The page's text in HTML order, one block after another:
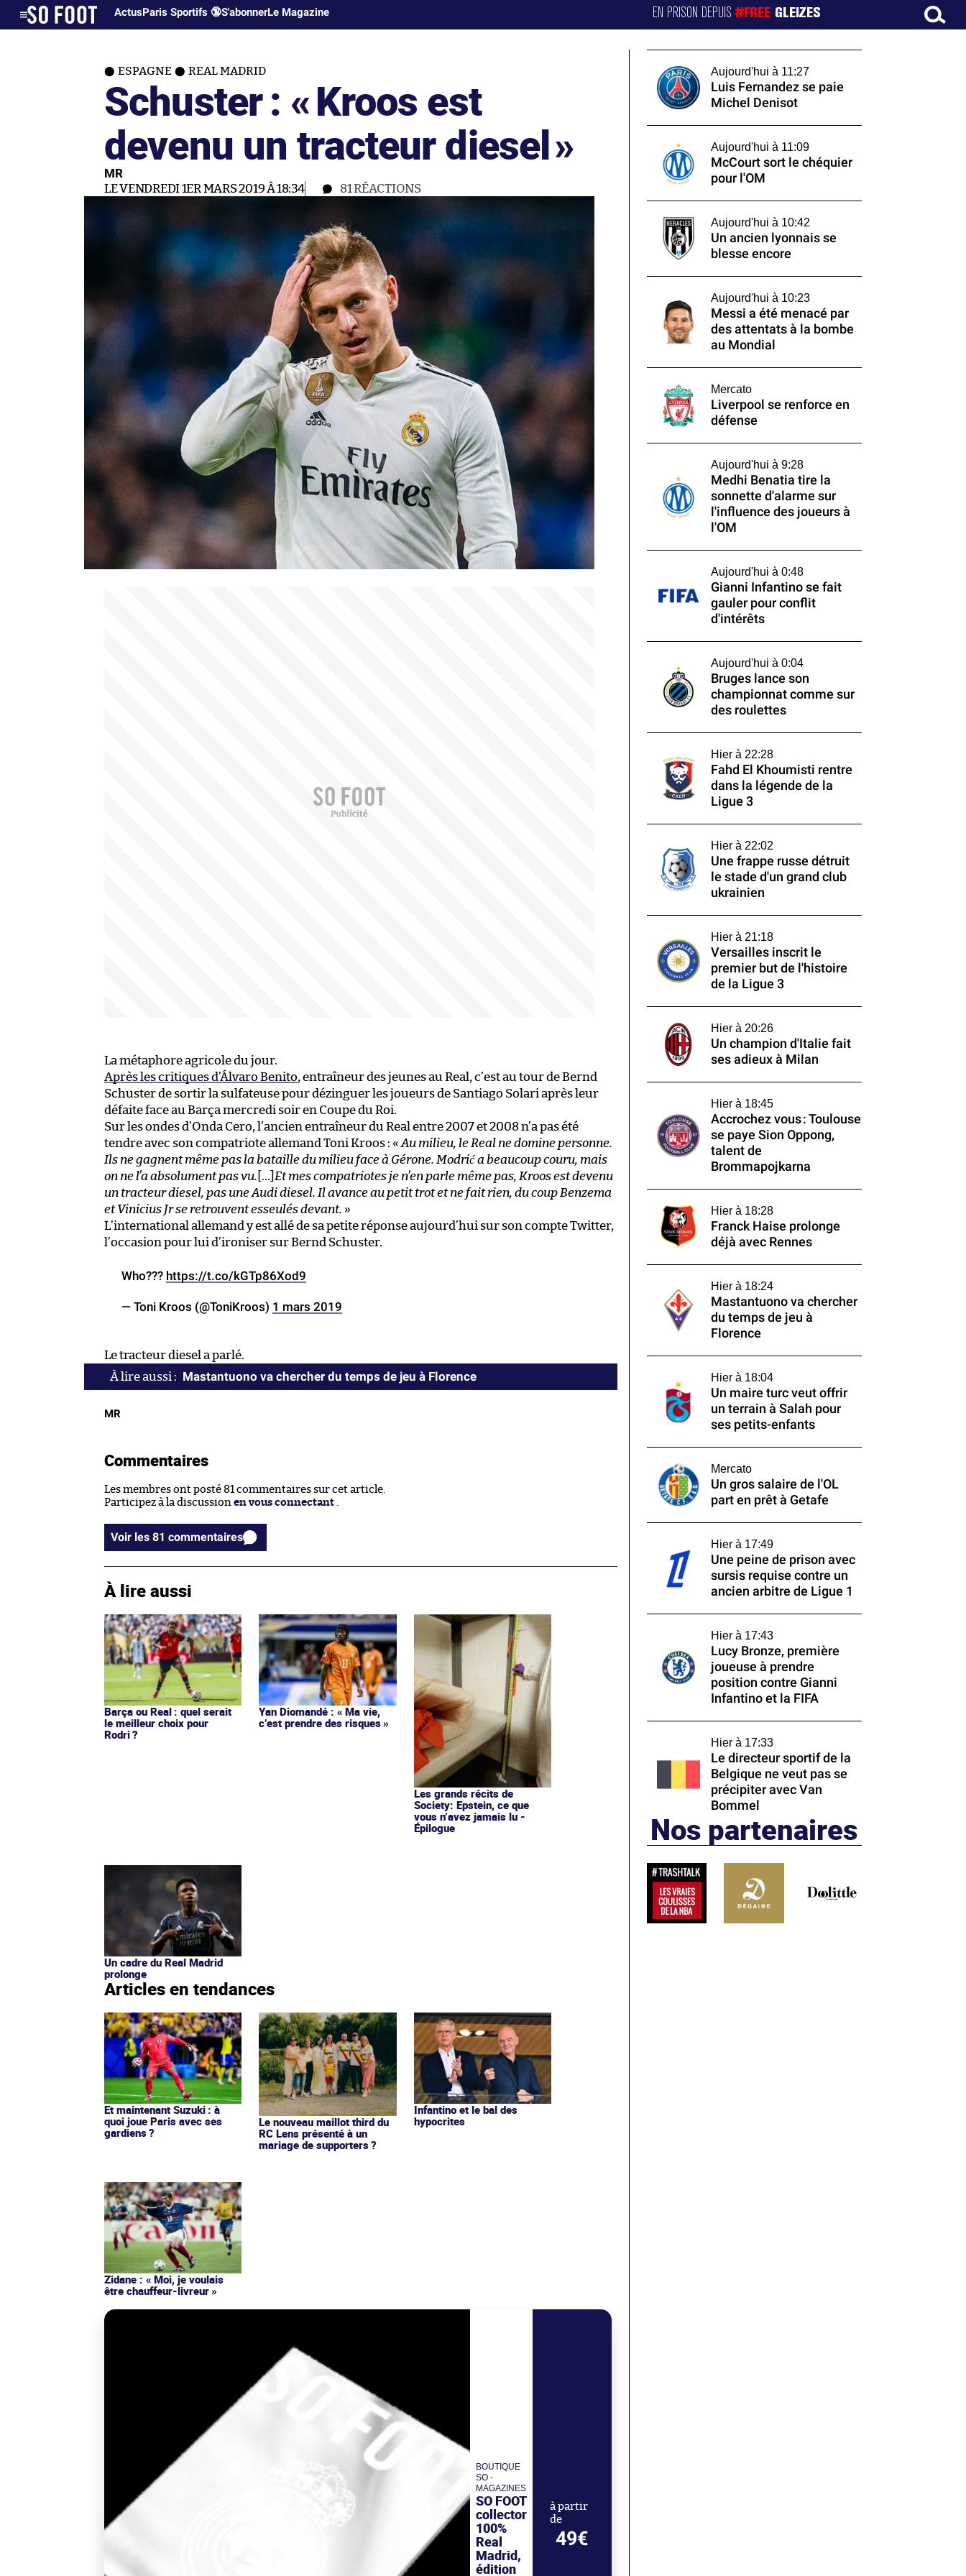
ActusParis Sportifs 🔞S'abonnerLe Magazine EN PRISON DEPUIS#FREE GLEIZES
ESPAGNE REAL MADRID
Schuster : «Kroos est
devenu un tracteur diesel»
MR
LE VENDREDI 1ER MARS 2019 À 18:34 81RÉACTIONS
La métaphore agricole du jour.
Après les critiques d’Álvaro Benito, entraîneur des jeunes au Real, c’est au tour de Bernd
Schuster de sortir la sulfateuse pour dézinguer les joueurs de Santiago Solari après leur
défaite face au Barça mercredi soir en Coupe du Roi.
Sur les ondes d’Onda Cero, l’ancien entraîneur du Real entre 2007 et 2008 n’a pas été
tendre avec son compatriote allemand Toni Kroos : « Au milieu, le Real ne domine personne.
Ils ne gagnent même pas la bataille du milieu face à Gérone. Modrić a beaucoup couru, mais
on ne l’a absolument pas vu. […] Et mes compatriotes je n’en parle même pas, Kroos est devenu
un tracteur diesel, pas une Audi diesel. Il avance au petit trot et ne fait rien, du coup Benzema
et Vinicius Jr se retrouvent esseulés devant. »
L’international allemand y est allé de sa petite réponse aujourd’hui sur son compte Twitter,
l’occasion pour lui d’ironiser sur Bernd Schuster.
Who??? https://t.co/kGTp86Xod9
— Toni Kroos (@ToniKroos) 1 mars 2019
Le tracteur diesel a parlé.
Mastantuono va chercher du temps de jeu à Florence
MR
Commentaires
Les membres ont posté 81 commentaires sur cet article.
Participez à la discussion en vous connectant .
Voir les 81 commentaires
À lire aussi
Barça ou Real : quel serait
le meilleur choix pour
Rodri ?
Yan Diomandé : « Ma vie,
c’est prendre des risques »
Les grands récits de
Society: Epstein, ce que
vous n’avez jamais lu -
Épilogue
Un cadre du Real Madrid
prolonge
Articles en tendances
Et maintenant Suzuki : à
quoi joue Paris avec ses
gardiens ?
Le nouveau maillot third du
RC Lens présenté à un
mariage de supporters ?
Infantino et le bal des
hypocrites
Zidane : « Moi, je voulais
être chauffeur-livreur »
BOUTIQUE
SO -
MAGAZINES
SO FOOT
collector
100%
Real
Madrid,
édition
à partir
de
49€
Aujourd'hui à 11:27
Luis Fernandez se paie
Michel Denisot
Aujourd'hui à 11:09
McCourt sort le chéquier
pour l'OM
Aujourd'hui à 10:42
Un ancien lyonnais se
blesse encore
Aujourd'hui à 10:23
Messi a été menacé par
des attentats à la bombe
au Mondial
Mercato
Liverpool se renforce en
défense
Aujourd'hui à 9:28
Medhi Benatia tire la
sonnette d'alarme sur
l'influence des joueurs à
l'OM
Aujourd'hui à 0:48
Gianni Infantino se fait
gauler pour conflit
d'intérêts
Aujourd'hui à 0:04
Bruges lance son
championnat comme sur
des roulettes
Hier à 22:28
Fahd El Khoumisti rentre
dans la légende de la
Ligue 3
Hier à 22:02
Une frappe russe détruit
le stade d'un grand club
ukrainien
Hier à 21:18
Versailles inscrit le
premier but de l'histoire
de la Ligue 3
Hier à 20:26
Un champion d'Italie fait
ses adieux à Milan
Hier à 18:45
Accrochez vous : Toulouse
se paye Sion Oppong,
talent de
Brommapojkarna
Hier à 18:28
Franck Haise prolonge
déjà avec Rennes
Hier à 18:24
Mastantuono va chercher
du temps de jeu à
Florence
Hier à 18:04
Un maire turc veut offrir
un terrain à Salah pour
ses petits-enfants
Mercato
Un gros salaire de l'OL
part en prêt à Getafe
Hier à 17:49
Une peine de prison avec
sursis requise contre un
ancien arbitre de Ligue 1
Hier à 17:43
Lucy Bronze, première
joueuse à prendre
position contre Gianni
Infantino et la FIFA
Hier à 17:33
Le directeur sportif de la
Belgique ne veut pas se
précipiter avec Van
Bommel
Nos partenaires